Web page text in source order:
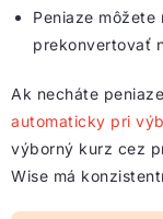
Peniaze
prekonvertovať
Ak necháte
automaticky pri
výborný kurz cez
Wise má